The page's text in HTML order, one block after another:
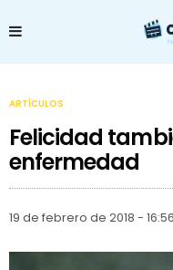
ARTÍCULOS
Felicidad
enfermedad
19 de febrero de 2018 - 16:56